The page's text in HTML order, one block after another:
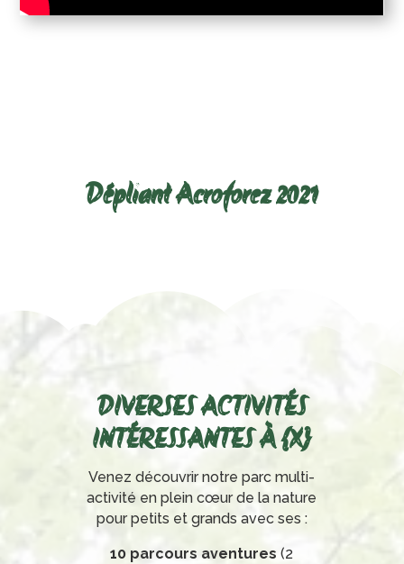
Dépliant Acroforez 2021
DIVERSES ACTIVITÉS
INTÉRESSANTES À {X}
Venez découvrir notre parc multi-
activité en plein cœur de la nature
pour petits et grands avec ses :
10 parcours aventures(2